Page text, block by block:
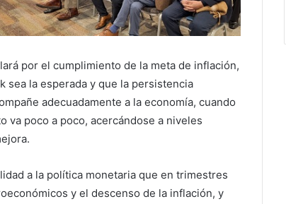
por el cumplimiento de la meta de inflación,
sea la esperada y que la persistencia
adecuadamente a la economía, cuando
va poco a poco, acercándose a niveles
a la política monetaria que en trimestres
y el descenso de la inflación, y